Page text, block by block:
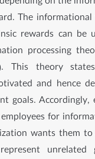
The
rewards can be
processing
This theory
and hence
goals. Accordingly,
for
wants them
unrelated